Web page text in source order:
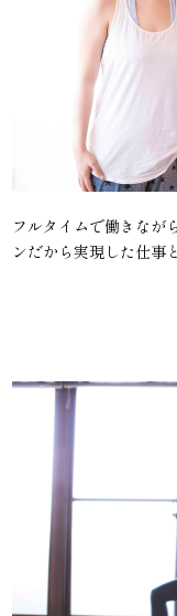
フルタイムで働きなが
ンだから実現した仕事